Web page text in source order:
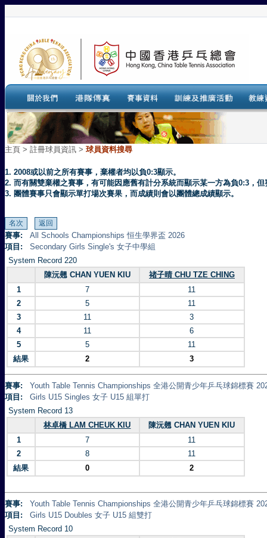
主頁 > 註冊球員資訊 > 球員資料搜尋
1. 2008或以前之所有賽事，棄權者均以負0:3顯示。
2. 而有關雙棄權之賽事，有可能因應舊有計分系統而顯示某一方為負0:3，
3. 團體賽事只會顯示單打場次賽果，而成績則會以團體總成績顯示。
賽事:
All Schools Championships 恒生學界盃 2026
項目:
Secondary Girls Single's 女子中學組
System Record 220
陳沅翹 CHAN YUEN KIU
禇子晴 CHU TZE CHING
1
7
11
2
5
11
3
11
3
4
11
6
5
5
11
結果
2 3
賽事:
Youth Table Tennis Championships 全港公開青少年乒乓球錦標賽
項目:
Girls U15 Singles 女子 U15 組單打
System Record 13
林卓橋 LAM CHEUK KIU
陳沅翹 CHAN YUEN KIU
1
7
11
2
8
11
結果
0 2
賽事:
Youth Table Tennis Championships 全港公開青少年乒乓球錦標賽
項目:
Girls U15 Doubles 女子 U15 組雙打
System Record 10